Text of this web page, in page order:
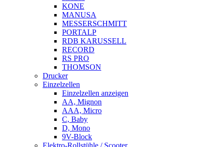
KONE
MANUSA
MESSERSCHMITT
PORTALP
RDB KARUSSELL
RECORD
RS PRO
THOMSON
Drucker
Einzelzellen
Einzelzellen anzeigen
AA, Mignon
AAA, Micro
C, Baby
D, Mono
9V-Block
Elektro-Rollstühle / Scooter